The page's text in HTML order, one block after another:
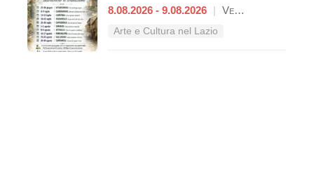
8.08.2026 - 9.08.2026 | Vetralla
Arte e Cultura nel Lazio